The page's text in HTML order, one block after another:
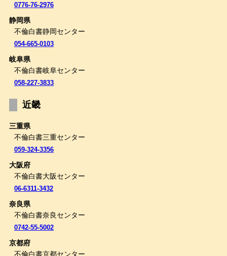
0776-76-2976
静岡県
不倫白書静岡センター
054-665-0103
岐阜県
不倫白書岐阜センター
058-227-3833
近畿
三重県
不倫白書三重センター
059-324-3356
大阪府
不倫白書大阪センター
06-6311-3432
奈良県
不倫白書奈良センター
0742-55-5002
京都府
不倫白書京都センター